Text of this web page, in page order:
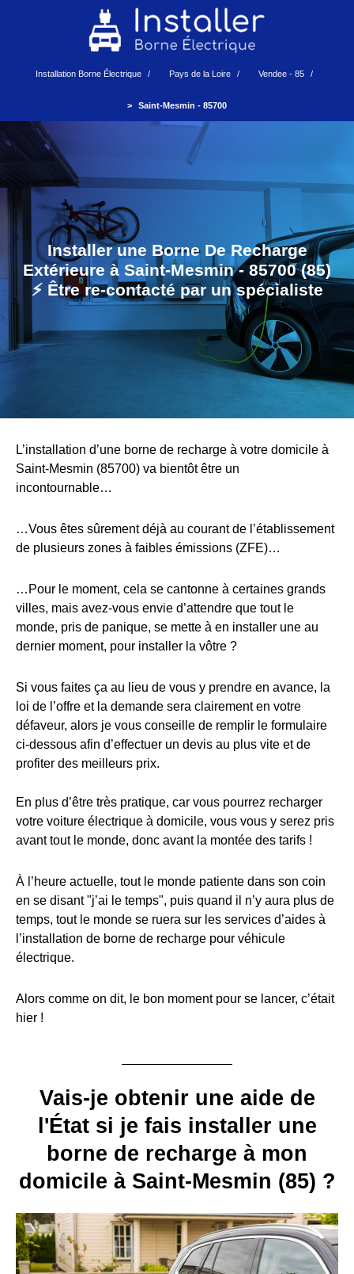
Installation Borne Électrique Pays de la Loire Vendee - 85
Saint-Mesmin - 85700
Installer une Borne De Recharge
Extérieure à Saint-Mesmin - 85700 (85)
⚡️ Être re-contacté par un spécialiste
L’installation d’une borne de recharge à votre domicile à
Saint-Mesmin (85700) va bientôt être un
incontournable…
…Vous êtes sûrement déjà au courant de l’établissement
de plusieurs zones à faibles émissions (ZFE)…
…Pour le moment, cela se cantonne à certaines grands
villes, mais avez-vous envie d’attendre que tout le
monde, pris de panique, se mette à en installer une au
dernier moment, pour installer la vôtre ?
Si vous faites ça au lieu de vous y prendre en avance, la
loi de l’offre et la demande sera clairement en votre
défaveur, alors je vous conseille de remplir le formulaire
ci-dessous afin d’effectuer un devis au plus vite et de
profiter des meilleurs prix.
En plus d’être très pratique, car vous pourrez recharger
votre voiture électrique à domicile, vous vous y serez pris
avant tout le monde, donc avant la montée des tarifs !
À l’heure actuelle, tout le monde patiente dans son coin
en se disant "j’ai le temps", puis quand il n’y aura plus de
temps, tout le monde se ruera sur les services d’aides à
l’installation de borne de recharge pour véhicule
électrique.
Alors comme on dit, le bon moment pour se lancer, c’était
hier !
Vais-je obtenir une aide de
l'État si je fais installer une
borne de recharge à mon
domicile à Saint-Mesmin (85) ?